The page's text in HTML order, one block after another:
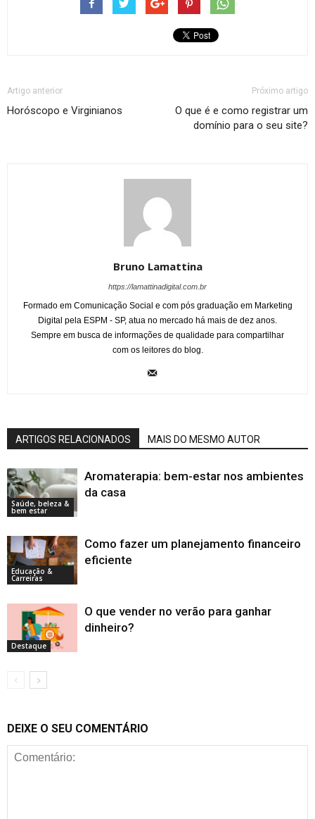
Artigo anterior
Horóscopo e Virginianos
Próximo artigo
O que é e como registrar um
domínio para o seu site?
Bruno Lamattina
https://lamattinadigital.com.br
Formado em Comunicação Social e com pós graduação em Marketing
Digital pela ESPM - SP, atua no mercado há mais de dez anos.
Sempre em busca de informações de qualidade para compartilhar
com os leitores do blog.
ARTIGOS RELACIONADOS MAIS DO MESMO AUTOR
Saúde, beleza &
bem estar
Aromaterapia: bem-estar nos ambientes
da casa
Educação &
Carreiras
Como fazer um planejamento financeiro
eficiente
Destaque
O que vender no verão para ganhar
dinheiro?
DEIXE O SEU COMENTÁRIO